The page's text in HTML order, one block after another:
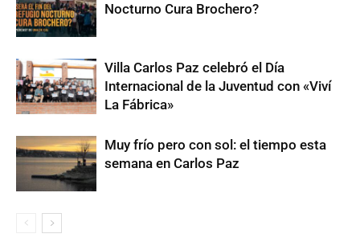
Nocturno Cura Brochero?
Villa Carlos Paz celebró el Día
Internacional de la Juventud con «Viví
La Fábrica»
Muy frío pero con sol: el tiempo esta
semana en Carlos Paz